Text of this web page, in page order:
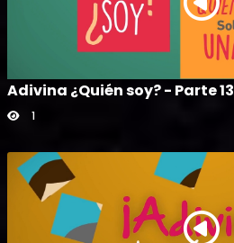
Adivina ¿Quién soy? - Parte 13
1